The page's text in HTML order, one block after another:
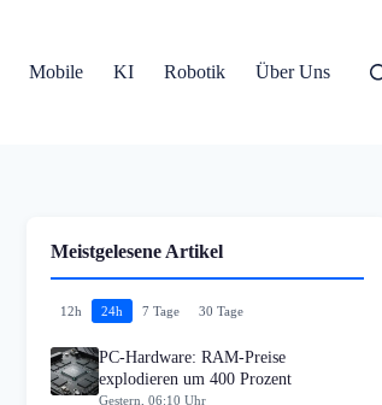
Mobile KI Robotik Über Uns
Meistgelesene Artikel
12h 24h 7 Tage 30 Tage
PC-Hardware: RAM-Preise
explodieren um 400 Prozent
Gestern, 06:10 Uhr